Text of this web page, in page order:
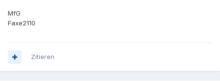
MfG
Faxe2110
Zitieren